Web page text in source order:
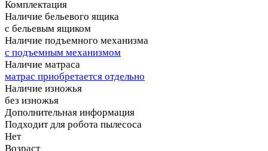
Комплектация
Наличие бельевого ящика
с бельевым ящиком
Наличие подъемного механизма
с подъемным механизмом
Наличие матраса
матрас приобретается отдельно
Наличие изножья
без изножья
Дополнительная информация
Подходит для робота пылесоса
Нет
Возраст